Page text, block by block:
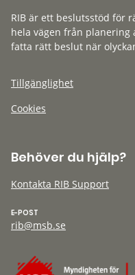
RIB är ett beslutsstöd för
hela vägen från
fatta rätt beslut när
Tillgänglighet
Cookies
Behöver du hjälp?
Kontakta RIB Support
E-POST
rib@msb.se